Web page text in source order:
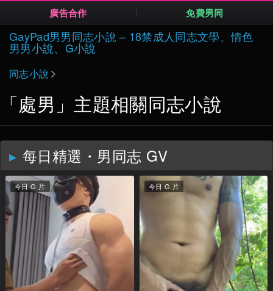
廣告合作 免費男同
Skip
to
GayPad男男同志小說 – 18禁成人同志文學、情色
男男小說、G小說
同志小說
「處男」主題相關同志小說
每日精選・男同志 GV
今日 G 片 今日 G 片